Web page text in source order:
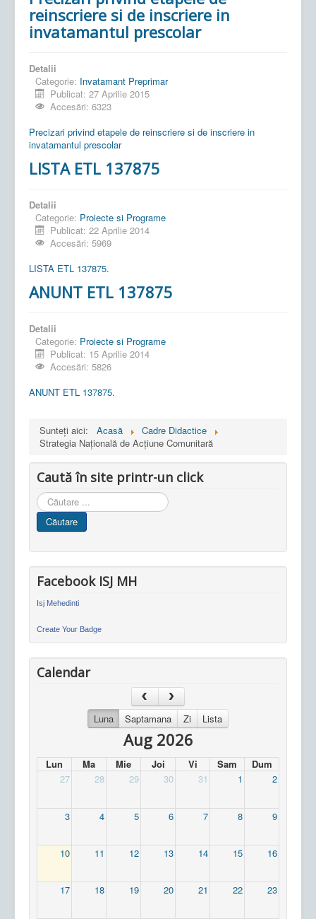
reinscriere si de inscriere in
invatamantul prescolar
Detalii
Categorie: Invatamant Preprimar
Publicat: 27 Aprilie 2015
Accesări: 6323
Precizari privind etapele de reinscriere si de inscriere in
invatamantul prescolar
LISTA ETL 137875
Detalii
Categorie: Proiecte si Programe
Publicat: 22 Aprilie 2014
Accesări: 5969
LISTA ETL 137875.
ANUNT ETL 137875
Detalii
Categorie: Proiecte si Programe
Publicat: 15 Aprilie 2014
Accesări: 5826
ANUNT ETL 137875.
Sunteți aici: Acasă
Cadre Didactice
Strategia Naţională de Acţiune Comunitară
Caută în site printr-un click
Cauta
in
site
Căutare
Facebook ISJ MH
Isj Mehedinti
Create Your Badge
Calendar
Luna Saptamana Zi Lista
Aug 2026
Lun Ma Mie Joi Vi Sam
Dum
27
28 29 30 31 1 2
3 4 5 6 7 8 9
10 11 12 13 14 15 16
17 18 19 20 21 22 23